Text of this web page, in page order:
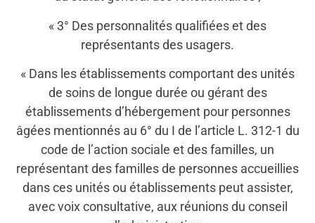
« 3° Des personnalités qualifiées et des
représentants des usagers.
« Dans les établissements comportant des unités
de soins de longue durée ou gérant des
établissements d’hébergement pour personnes
âgées mentionnés au 6° du I de l’article L. 312-1 du
code de l’action sociale et des familles, un
représentant des familles de personnes accueillies
dans ces unités ou établissements peut assister,
avec voix consultative, aux réunions du conseil